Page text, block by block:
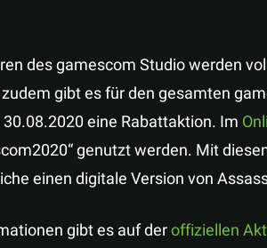
des gamescom Studio werden
gibt es für den gesamten
eine Rabattaktion. Im
genutzt werden. Mit
einen digitale Version von
gibt es auf deroffiziellen